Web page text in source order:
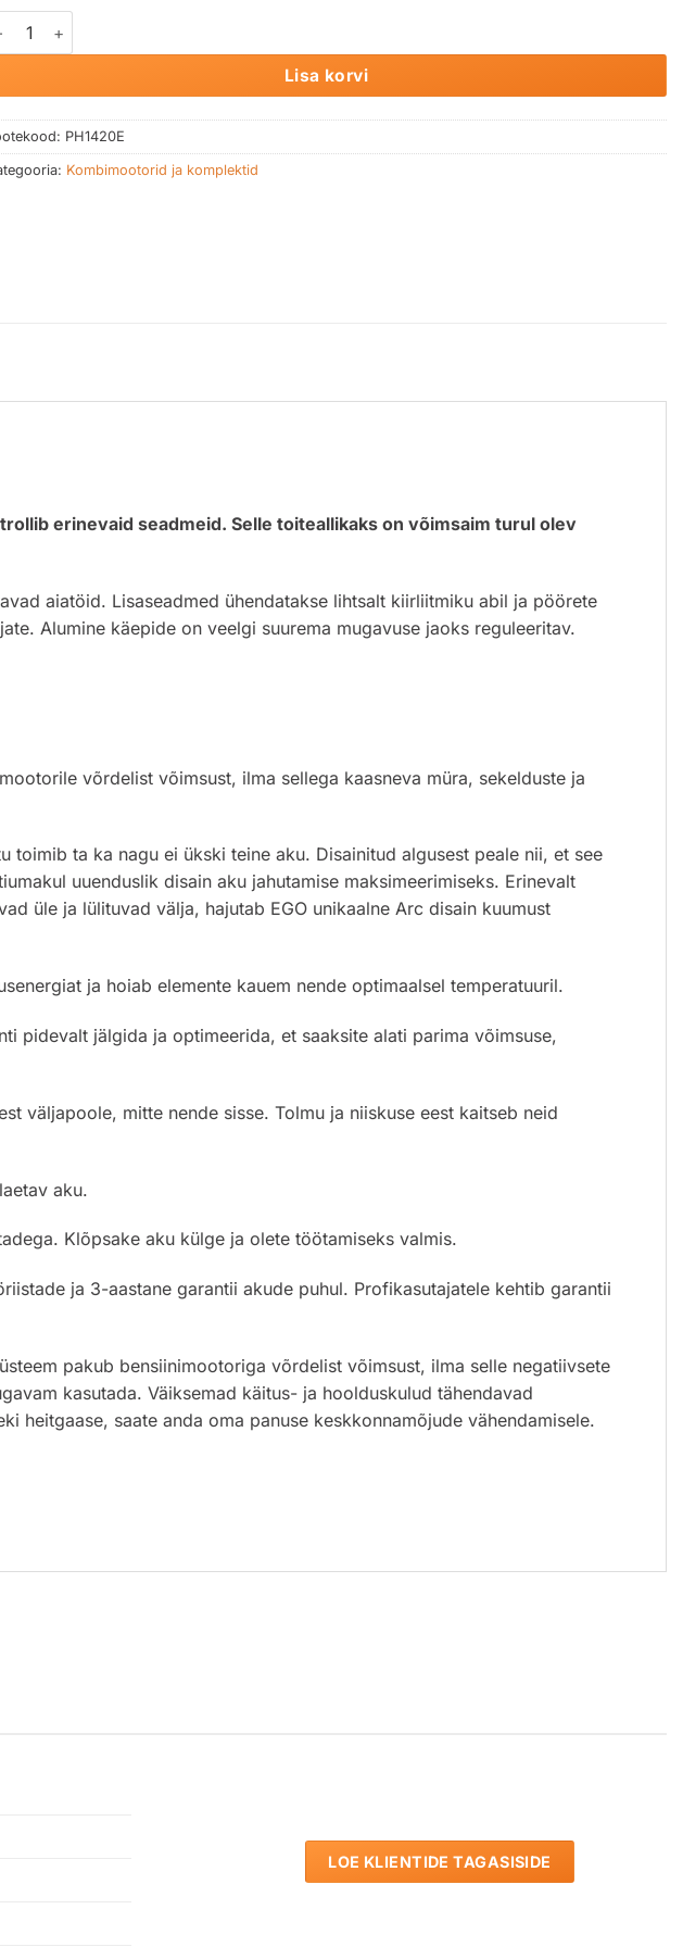
EGO PH1420E kogus
Lisa korvi
PH1420E
Kombimootorid ja komplektid
erinevaid seadmeid. Selle toiteallikaks on võimsaim turul olev
aiatöid. Lisaseadmed ühendatakse lihtsalt kiirliitmiku abil ja pöörete
Alumine käepide on veelgi suurema mugavuse jaoks reguleeritav.
võrdelist võimsust, ilma sellega kaasneva müra, sekelduste ja
toimib ta ka nagu ei ükski teine aku. Disainitud algusest peale nii, et see
uuenduslik disain aku jahutamise maksimeerimiseks. Erinevalt
üle ja lülituvad välja, hajutab EGO unikaalne Arc disain kuumust
ja hoiab elemente kauem nende optimaalsel temperatuuril.
pidevalt jälgida ja optimeerida, et saaksite alati parima võimsuse,
väljapoole, mitte nende sisse. Tolmu ja niiskuse eest kaitseb neid
aku.
Klõpsake aku külge ja olete töötamiseks valmis.
ja 3-aastane garantii akude puhul. Profikasutajatele kehtib garantii
pakub bensiinimootoriga võrdelist võimsust, ilma selle negatiivsete
kasutada. Väiksemad käitus- ja hoolduskulud tähendavad
heitgaase, saate anda oma panuse keskkonnamõjude vähendamisele.
LOE KLIENTIDE TAGASISIDE